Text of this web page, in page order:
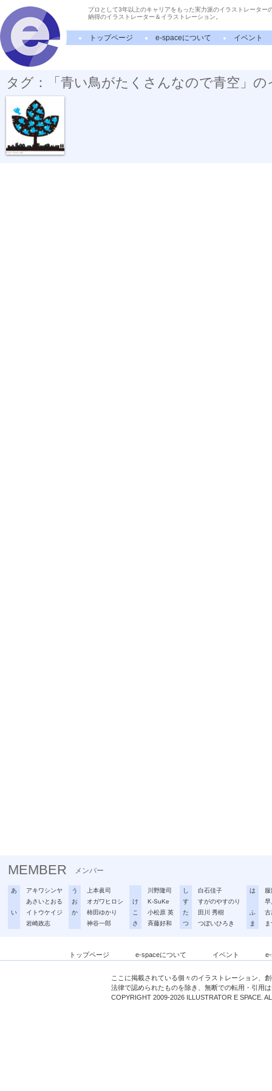
プロとして3年以上のキャリアをもった実力派のイラストレーター
納得のイラストレーター＆イラストレーション。
トップページ e-spaceについて イベント
タグ：「青い鳥がたくさんなので青空」の
今日はきっと...
MEMBER メンバー
あ
アキワシンヤ
あさいとおる
い
イトウケイジ
岩崎政志
う
上本眞司
お
オガワヒロシ
か
柿田ゆかり
神谷一郎
川野隆司
け
K-SuKe
こ
小松原 英
さ
斉藤好和
し
白石佳子
す
すがのやすのり
た
田川 秀樹
つ
つぼいひろき
は
早
ふ
古
ま
トップページ e-spaceについて イベント
ここに掲載されている個々のイラストレーション、
法律で認められたものを除き、無断での転用・引用
COPYRIGHT 2009-2026 ILLUSTRATOR E SPACE.